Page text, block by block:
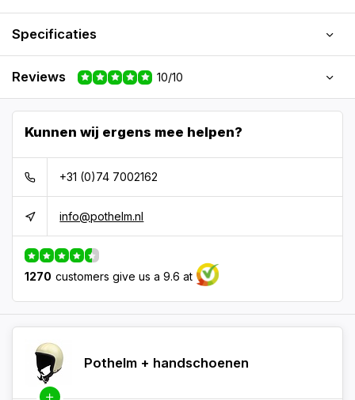
Specificaties
Reviews 10/10
Kunnen wij ergens mee helpen?
+31 (0)74 7002162
info@pothelm.nl
1270 customers give us a 9.6 at
Pothelm + handschoenen